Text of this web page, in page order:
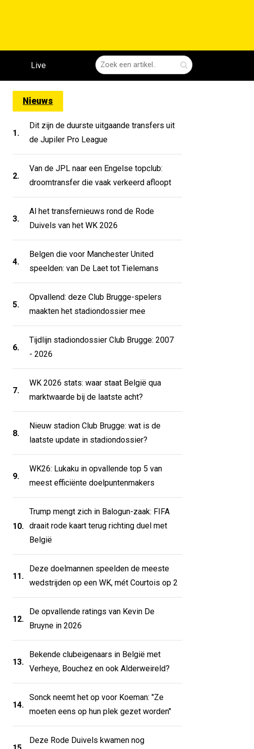
Live
Nieuws
1.
Dit zijn de duurste uitgaande transfers uit
de Jupiler Pro League
2.
Van de JPL naar een Engelse topclub:
droomtransfer die vaak verkeerd afloopt
3.
Al het transfernieuws rond de Rode
Duivels van het WK 2026
4.
Belgen die voor Manchester United
speelden: van De Laet tot Tielemans
5.
Opvallend: deze Club Brugge-spelers
maakten het stadiondossier mee
6.
Tijdlijn stadiondossier Club Brugge: 2007
- 2026
7.
WK 2026 stats: waar staat België qua
marktwaarde bij de laatste acht?
8.
Nieuw stadion Club Brugge: wat is de
laatste update in stadiondossier?
9.
WK26: Lukaku in opvallende top 5 van
meest efficiënte doelpuntenmakers
10.
Trump mengt zich in Balogun-zaak: FIFA
draait rode kaart terug richting duel met
België
11.
Deze doelmannen speelden de meeste
wedstrijden op een WK, mét Courtois op 2
12.
De opvallende ratings van Kevin De
Bruyne in 2026
13.
Bekende clubeigenaars in België met
Verheye, Bouchez en ook Alderweireld?
14.
Sonck neemt het op voor Koeman: "Ze
moeten eens op hun plek gezet worden"
Deze Rode Duivels kwamen nog